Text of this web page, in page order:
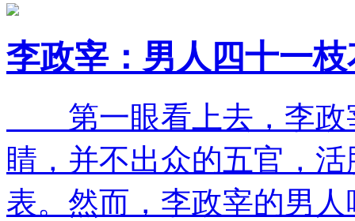
李政宰：男人四十一枝
第一眼看上去，李政
睛，并不出众的五官，
表。然而，李政宰的男